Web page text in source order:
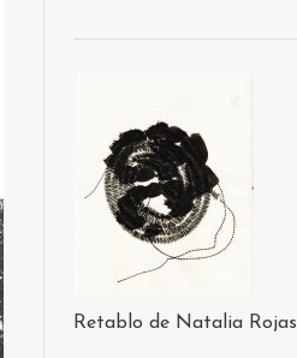
Retablo de Natalia Rojas